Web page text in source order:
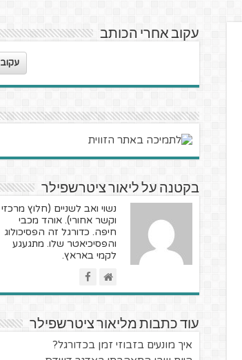
עקוב אחרי הכותב
עקוב
בקטנה על ליאור ציטרשפילר
נשוי ואב לשניים (חלוץ מרכזי
וקשר אחורי). אוהד מכבי
חיפה. כדורגל זה הפסיכולוג
והפסיכיאטר שלו. מתגעגע
לקמי באראץ.
עוד כתבות מליאור ציטרשפילר
איך מונעים בזבוזי זמן בכדורגל?